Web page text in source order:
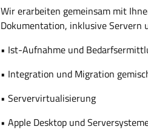
Wir erarbeiten gemeinsam mit
Dokumentation, inklusive Servern
• Ist-Aufnahme und
• Integration und Migration
• Servervirtualisierung
• Apple Desktop und